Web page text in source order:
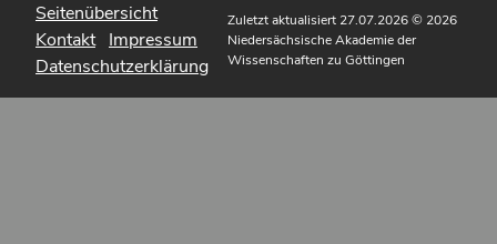
Seitenübersicht
Kontakt Impressum
Datenschutzerklärung
Zuletzt aktualisiert 27.07.2026© 2026
Niedersächsische Akademie der
Wissenschaften zu Göttingen